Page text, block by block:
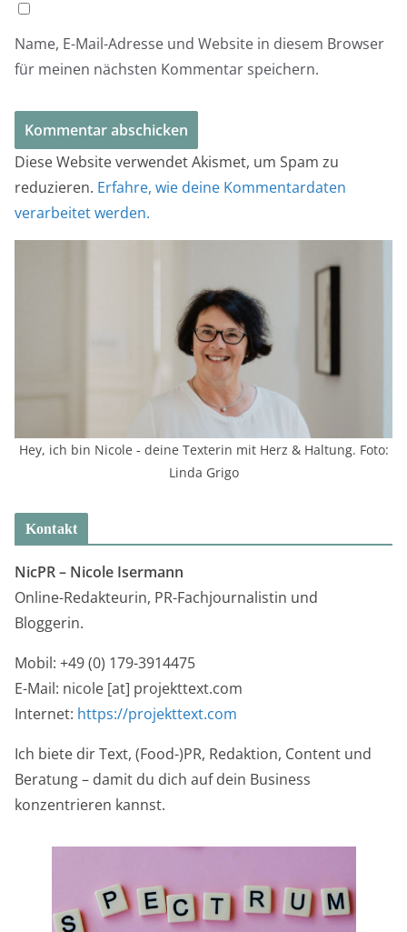
Name, E-Mail-Adresse und Website in diesem Browser
für meinen nächsten Kommentar speichern.
Diese Website verwendet Akismet, um Spam zu
reduzieren. Erfahre, wie deine Kommentardaten
verarbeitet werden.
Hey, ich bin Nicole - deine Texterin mit Herz & Haltung. Foto:
Linda Grigo
Kontakt
NicPR – Nicole Isermann
Online-Redakteurin, PR-Fachjournalistin und
Bloggerin.
Mobil: +49 (0) 179-3914475
E-Mail: nicole [at] projekttext.com
Internet: https://projekttext.com
Ich biete dir Text, (Food-)PR, Redaktion, Content und
Beratung – damit du dich auf dein Business
konzentrieren kannst.